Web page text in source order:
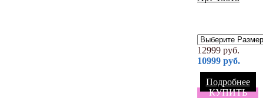
12999 руб.
10999 руб.
Подробнее
КУПИТЬ